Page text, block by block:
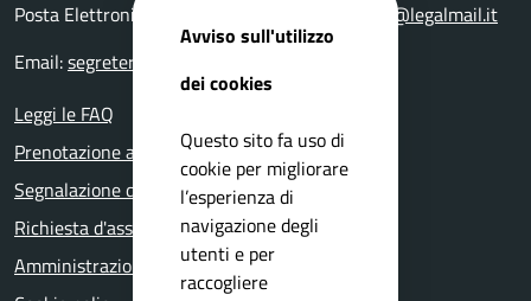
Posta Elettronica Certificata:
comune.bedizzole@legalmail.it
Email:segreteria@comune.bedizzole.bs.it
Leggi le FAQ
Prenotazione appuntamento
Segnalazione disservizio
Richiesta d'assistenza
Amministrazione trasparente
Avviso sull'utilizzo
dei cookies
Questo sito fa uso di
cookie per migliorare
l’esperienza di
navigazione degli
utenti e per
raccogliere